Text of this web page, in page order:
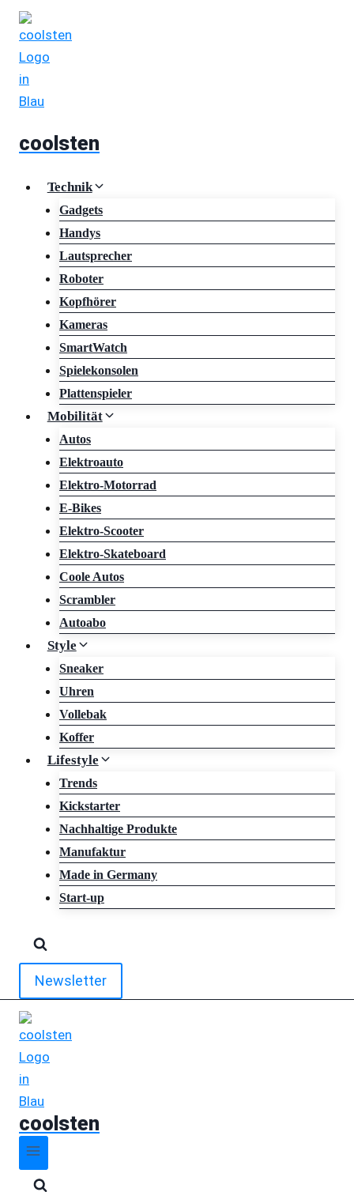
Zum
Inhalt
springen
coolsten
Technik
Gadgets
Handys
Lautsprecher
Roboter
Kopfhörer
Kameras
SmartWatch
Spielekonsolen
Plattenspieler
Mobilität
Autos
Elektroauto
Elektro-Motorrad
E-Bikes
Elektro-Scooter
Elektro-Skateboard
Coole Autos
Scrambler
Autoabo
Style
Sneaker
Uhren
Vollebak
Koffer
Lifestyle
Trends
Kickstarter
Nachhaltige Produkte
Manufaktur
Made in Germany
Start-up
Newsletter
coolsten